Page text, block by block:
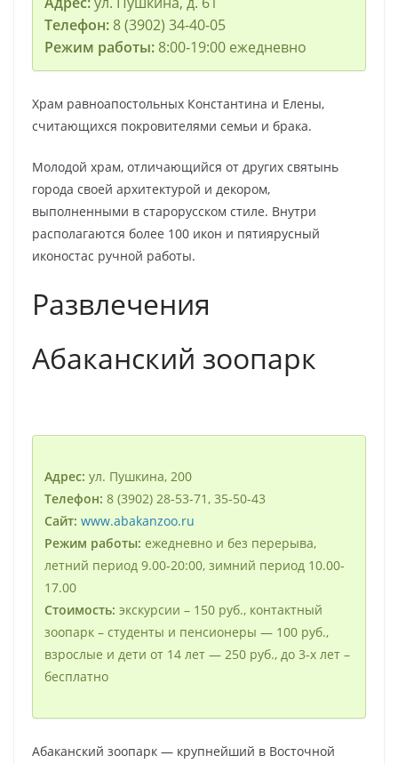
Телефон:8 (3902) 34-40-05
Режим работы:8:00-19:00 ежедневно
Храм равноапостольных Константина и Елены,
считающихся покровителями семьи и брака.
Молодой храм, отличающийся от других святынь
города своей архитектурой и декором,
выполненными в старорусском стиле. Внутри
располагаются более 100 икон и пятиярусный
иконостас ручной работы.
Развлечения
Абаканский зоопарк
Адрес: ул. Пушкина, 200
Телефон: 8 (3902) 28‑53-71, 35‑50-43
Сайт: www.abakanzoo.ru
Режим работы: ежедневно и без перерыва,
летний период 9.00-20:00, зимний период 10.00-
17.00
Стоимость: экскурсии – 150 руб., контактный
зоопарк – студенты и пенсионеры — 100 руб.,
взрослые и дети от 14 лет — 250 руб., до 3-х лет –
бесплатно
Абаканский зоопарк — крупнейший в Восточной